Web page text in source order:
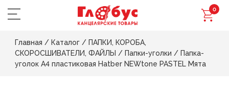
0
Главная / Каталог / ПАПКИ, КОРОБА,
СКОРОСШИВАТЕЛИ, ФАЙЛЫ / Папки-уголки / Папка-
уголок А4 пластиковая Hatber NEWtone PASTEL Мята